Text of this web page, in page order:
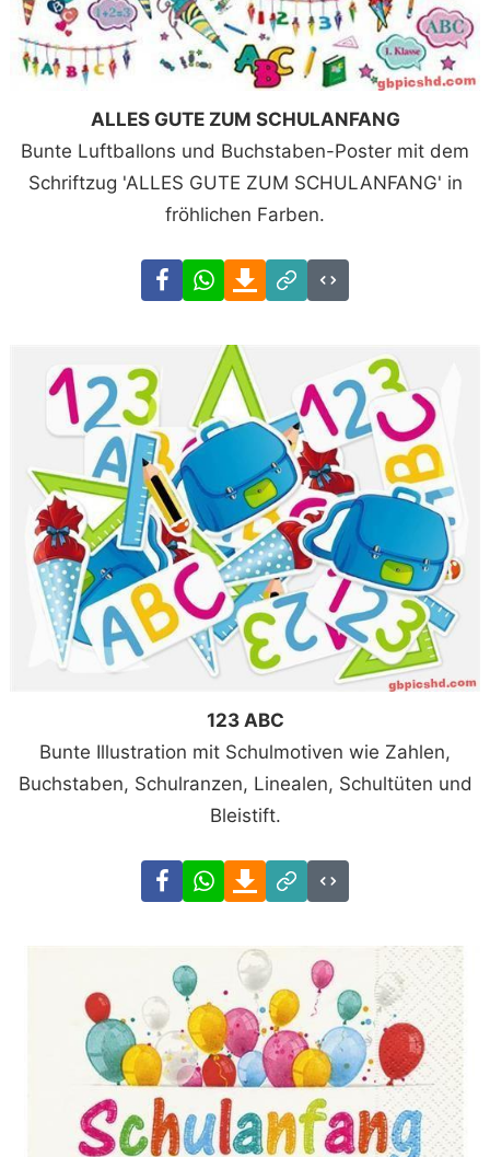
ALLES GUTE ZUM SCHULANFANG
Bunte Luftballons und Buchstaben-Poster mit dem
Schriftzug 'ALLES GUTE ZUM SCHULANFANG' in
fröhlichen Farben.
FacebookWhatsAppDownload
Link
Code
123 ABC
Bunte Illustration mit Schulmotiven wie Zahlen,
Buchstaben, Schulranzen, Linealen, Schultüten und
Bleistift.
FacebookWhatsAppDownload
Link
Code